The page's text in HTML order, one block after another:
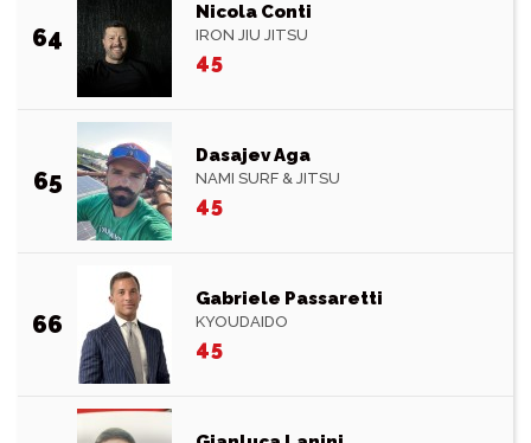
64
Nicola Conti
IRON JIU JITSU
45
65
Dasajev Aga
NAMI SURF & JITSU
45
66
Gabriele Passaretti
KYOUDAIDO
45